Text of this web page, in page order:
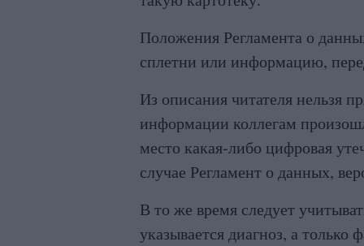
Положения Регламента о
сплетни или информацию,
Из описания читателя нельзя
информации коллегам
место какая-либо цифровая
случае Регламент о данных,
В то же время следует
указывается диагноз, а только